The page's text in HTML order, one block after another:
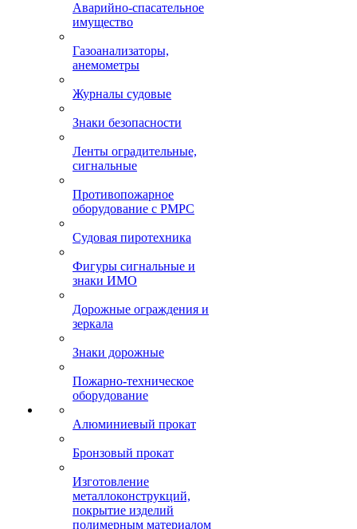
Аварийно-спасательное
имущество
Газоанализаторы,
анемометры
Журналы судовые
Знаки безопасности
Ленты оградительные,
сигнальные
Противопожарное
оборудование с РМРС
Судовая пиротехника
Фигуры сигнальные и
знаки ИМО
Дорожные ограждения и
зеркала
Знаки дорожные
Пожарно-техническое
оборудование
Алюминиевый прокат
Бронзовый прокат
Изготовление
металлоконструкций,
покрытие изделий
полимерным материалом